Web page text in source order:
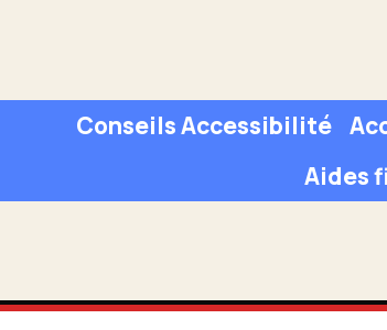
Conseils Accessibilité
Aides